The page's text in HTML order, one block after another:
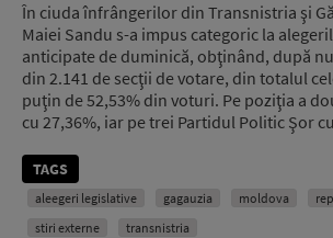
În ciuda înfrângerilor din Transnistria şi
Maiei Sandu s-a impus categoric la
anticipate de duminică, obţinând, după
din 2.141 de secţii de votare, din totalul
puţin de 52,53% din voturi. Pe poziţia a
cu 27,36%, iar pe trei Partidul Politic Şor
TAGS
aleegeri legislative gagauzia moldova
stiri externe
transnistria